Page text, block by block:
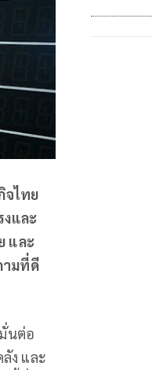
จไทย
งและ
และ
ามที่ดี
นต่อ
ง และ